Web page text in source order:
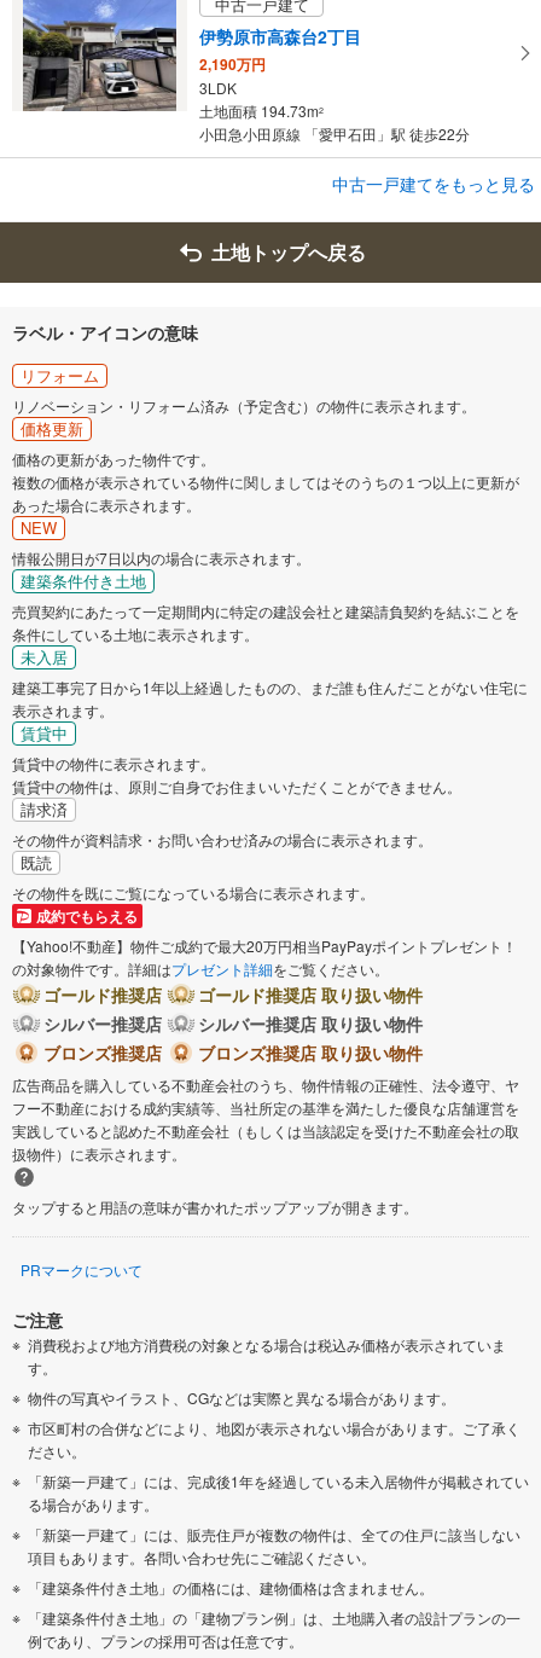
伊勢原市高森台2丁目
2,190万円
3LDK
土地面積 194.73m2
小田急小田原線 「愛甲石田」駅 徒歩22分
明石市田町2丁目
中古一戸建てをもっと見る
土地トップへ戻る
ラベル・アイコンの意味
リフォーム
リノベーション・リフォーム済み（予定含む）の物件に表示されます。
価格更新
価格の更新があった物件です。
複数の価格が表示されている物件に関しましてはそのうちの１つ以上に更新が
あった場合に表示されます。
NEW
情報公開日が7日以内の場合に表示されます。
建築条件付き土地
売買契約にあたって一定期間内に特定の建設会社と建築請負契約を結ぶことを
条件にしている土地に表示されます。
未入居
建築工事完了日から1年以上経過したものの、まだ誰も住んだことがない住宅に
表示されます。
賃貸中
賃貸中の物件に表示されます。
賃貸中の物件は、原則ご自身でお住まいいただくことができません。
請求済
その物件が資料請求・お問い合わせ済みの場合に表示されます。
既読
その物件を既にご覧になっている場合に表示されます。
成約でもらえる
【Yahoo!不動産】物件ご成約で最大20万円相当PayPayポイントプレゼント！
の対象物件です。詳細はプレゼント詳細をご覧ください。
ゴールド推奨店
ゴールド推奨店 取り扱い物件
シルバー推奨店
シルバー推奨店 取り扱い物件
ブロンズ推奨店
ブロンズ推奨店 取り扱い物件
広告商品を購入している不動産会社のうち、物件情報の正確性、法令遵守、ヤ
フー不動産における成約実績等、当社所定の基準を満たした優良な店舗運営を
実践していると認めた不動産会社（もしくは当該認定を受けた不動産会社の取
扱物件）に表示されます。
タップすると用語の意味が書かれたポップアップが開きます。
PRマークについて
ご注意
消費税および地方消費税の対象となる場合は税込み価格が表示されていま
す。
物件の写真やイラスト、CGなどは実際と異なる場合があります。
市区町村の合併などにより、地図が表示されない場合があります。ご了承く
ださい。
「新築一戸建て」には、完成後1年を経過している未入居物件が掲載されてい
る場合があります。
「新築一戸建て」には、販売住戸が複数の物件は、全ての住戸に該当しない
項目もあります。各問い合わせ先にご確認ください。
「建築条件付き土地」の価格には、建物価格は含まれません。
「建築条件付き土地」の「建物プラン例」は、土地購入者の設計プランの一
例であり、プランの採用可否は任意です。